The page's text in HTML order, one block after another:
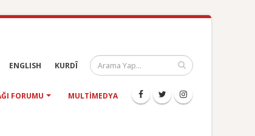
ENGLISH KURDÎ
FORUMU MULTIMEDYA